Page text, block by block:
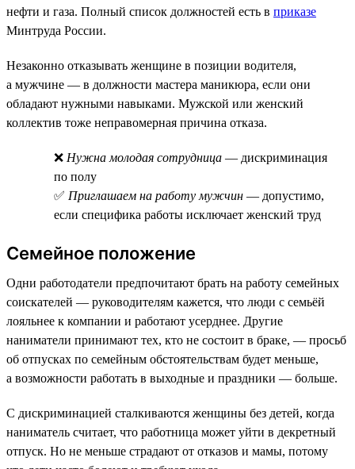
нефти и газа. Полный список должностей есть в приказе
Минтруда России.
Незаконно отказывать женщине в позиции водителя,
а мужчине — в должности мастера маникюра, если они
обладают нужными навыками. Мужской или женский
коллектив тоже неправомерная причина отказа.
❌ Нужна молодая сотрудница — дискриминация
по полу
✅ Приглашаем на работу мужчин — допустимо,
если специфика работы исключает женский труд
Семейное положение
Одни работодатели предпочитают брать на работу семейных
соискателей — руководителям кажется, что люди с семьёй
лояльнее к компании и работают усерднее. Другие
наниматели принимают тех, кто не состоит в браке, — просьб
об отпусках по семейным обстоятельствам будет меньше,
а возможности работать в выходные и праздники — больше.
С дискриминацией сталкиваются женщины без детей, когда
наниматель считает, что работница может уйти в декретный
отпуск. Но не меньше страдают от отказов и мамы, потому